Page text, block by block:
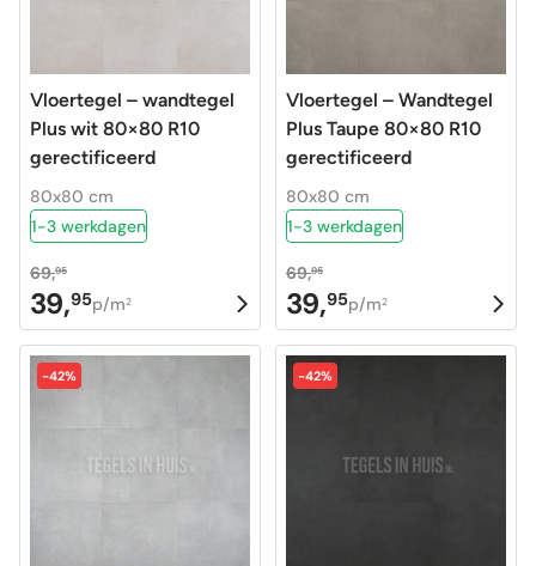
Vloertegel – wandtegel
Plus wit 80×80 R10
gerectificeerd
80x80 cm
1-3 werkdagen
69,95
Oorspronkelijke
prijs
was:
69,95.
39,95
Huidige
prijs
is:
39,95.
p/m2
Vloertegel – Wandtegel
Plus Taupe 80×80 R10
gerectificeerd
80x80 cm
1-3 werkdagen
69,95
Oorspronkelijke
prijs
was:
69,95.
39,95
Huidige
prijs
is:
39,95.
p/m2
-42% -42%